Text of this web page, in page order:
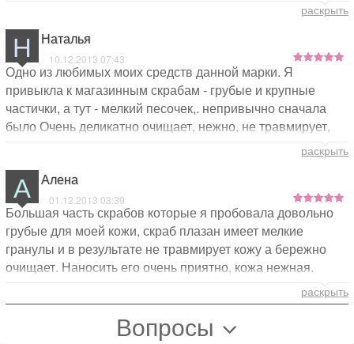
покалывания + жжения+ холода, которые возникают
после нанесения скраба :)Не знаю, хорошо это или
плохо, но мне нравится :) Наношу скраб просто так :)
Кожа после такой "маски" свежее, обычно даже крема не
требует. Давала пробовать скраб маме, ей он
понравился тем, что после него кожа мягче, велено
купить в подарок подругам 3шт ;)
раскрыть
Н Наталья
10.12.2013 07:43
Одно из любимых моих средств данной марки. Я
привыкла к магазинным скрабам - грубые и крупные
частички, а тут - мелкий песочек,. непривычно сначала
было Очень деликатно очищает, нежно, не травмирует,
нормальная реакция, потом прошло. Кожа очень гладкая,
бархатистая и увлажненная, даже крем после скраба
можно не наносить - не сушит кожу. В общем, находка
для меня! Спасибо Вам!
раскрыть
А Алена
01.12.2013 03:39
Большая часть скрабов которые я пробовала довольно
грубые для моей кожи, скраб плазан имеет мелкие
гранулы и в результате не травмирует кожу а бережно
очищает. Наносить его очень приятно, кожа нежная.
пробовала.
раскрыть
Вопросы